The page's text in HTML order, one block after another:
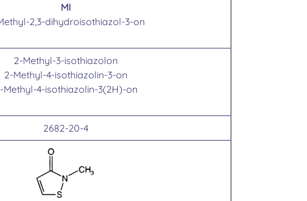
MI
2,3-dihydroisothiazol-3-on
2-Methyl-3-isothiazolon
2-Methyl-4-isothiazolin-3-on
Methyl-4-isothiazolin-3(2H)-on
2682-20-4